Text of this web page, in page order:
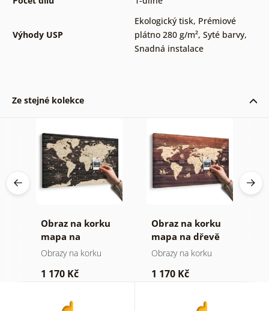
Výhody USP
Ekologický tisk, Prémiové
plátno 280 g/m², Syté barvy,
Snadná instalace
Ze stejné kolekce
Obraz na korku
mapa na
dřevěném pozadí
Obrazy na korku
1 170 Kč
Obraz na korku
mapa na dřevě
Obrazy na korku
1 170 Kč